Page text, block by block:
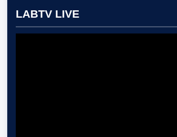
LABTV LIVE